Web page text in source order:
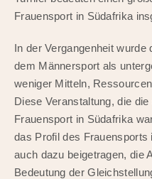
Frauensport in Südafrika
In der Vergangenheit wurde
dem Männersport als
weniger Mitteln,
Diese Veranstaltung, die
Frauensport in Südafrika
das Profil des
auch dazu beigetragen, die
Bedeutung der